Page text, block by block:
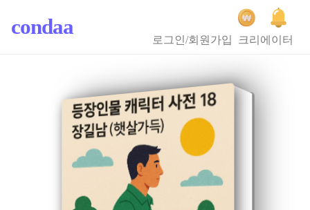
condaa
로그인/회원가입 크리에이터